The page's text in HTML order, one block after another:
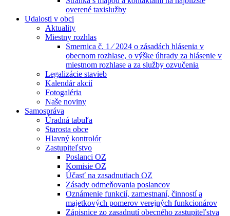
overené taxislužby
Udalosti v obci
Aktuality
Miestny rozhlas
Smernica č. 1 ⁄ 2024 o zásadách hlásenia v
obecnom rozhlase, o výške úhrady za hlásenie v
miestnom rozhlase a za služby ozvučenia
Legalizácie stavieb
Kalendár akcií
Fotogaléria
Naše noviny
Samospráva
Úradná tabuľa
Starosta obce
Hlavný kontrolór
Zastupiteľstvo
Poslanci OZ
Komisie OZ
Účasť na zasadnutiach OZ
Zásady odmeňovania poslancov
Oznámenie funkcií, zamestnaní, činností a
majetkových pomerov verejných funkcionárov
Zápisnice zo zasadnutí obecného zastupiteľstva